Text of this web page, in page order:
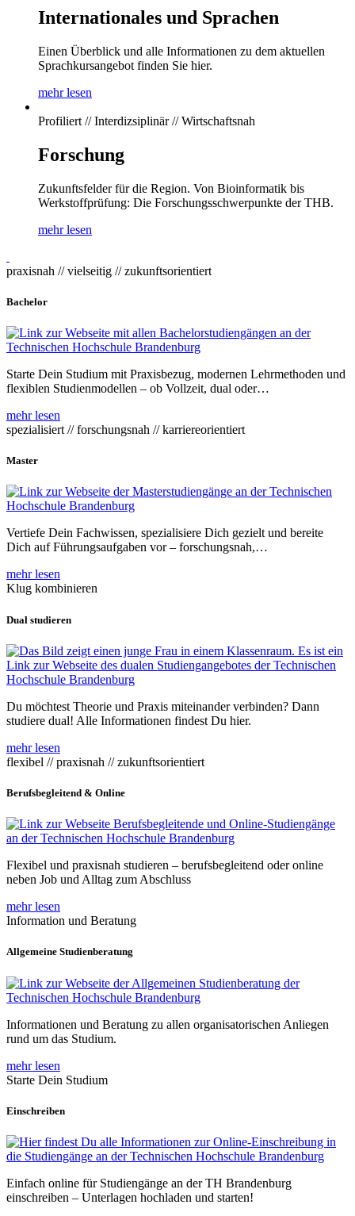
Internationales und Sprachen
Einen Überblick und alle Informationen zu dem aktuellen
Sprachkursangebot finden Sie hier.
mehr lesen
Profiliert // Interdizsiplinär // Wirtschaftsnah
Forschung
Zukunftsfelder für die Region. Von Bioinformatik bis
Werkstoffprüfung: Die Forschungsschwerpunkte der THB.
mehr lesen
praxisnah // vielseitig // zukunftsorientiert
Bachelor
Starte Dein Studium mit Praxisbezug, modernen Lehrmethoden und
flexiblen Studienmodellen – ob Vollzeit, dual oder…
mehr lesen
spezialisiert // forschungsnah // karriereorientiert
Master
Vertiefe Dein Fachwissen, spezialisiere Dich gezielt und bereite
Dich auf Führungsaufgaben vor – forschungsnah,…
mehr lesen
Klug kombinieren
Dual studieren
Du möchtest Theorie und Praxis miteinander verbinden? Dann
studiere dual! Alle Informationen findest Du hier.
mehr lesen
flexibel // praxisnah // zukunftsorientiert
Berufsbegleitend & Online
Flexibel und praxisnah studieren – berufsbegleitend oder online
neben Job und Alltag zum Abschluss
mehr lesen
Information und Beratung
Allgemeine Studienberatung
Informationen und Beratung zu allen organisatorischen Anliegen
rund um das Studium.
mehr lesen
Starte Dein Studium
Einschreiben
Einfach online für Studiengänge an der TH Brandenburg
einschreiben – Unterlagen hochladen und starten!